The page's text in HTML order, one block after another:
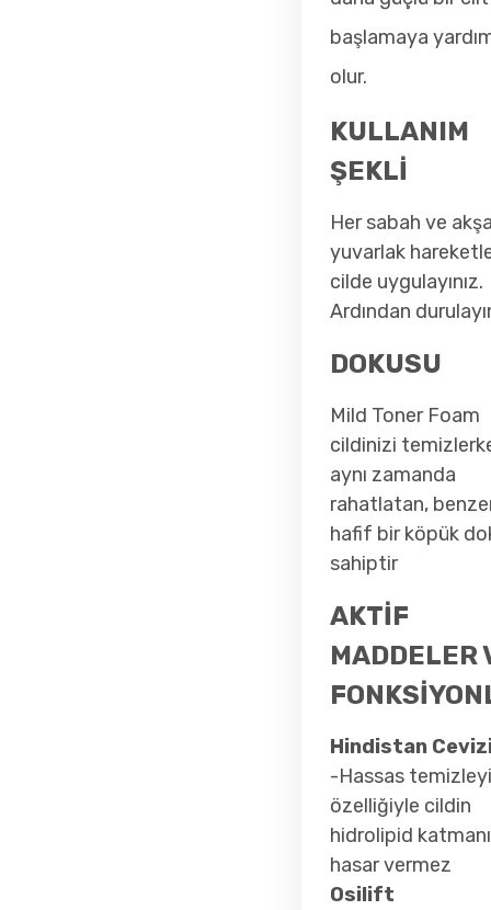
başlamaya
olur.
KULLANIM
ŞEKLİ
Her sabah ve
yuvarlak
cilde uygulayınız.
Ardından
DOKUSU
Mild Toner Foam
cildinizi
aynı zamanda
rahatlatan,
hafif bir köpük
sahiptir
AKTİF
MADDELER
Hindistan
-Hassas
özelliğiyle cildin
hidrolipid
hasar vermez
Osilift